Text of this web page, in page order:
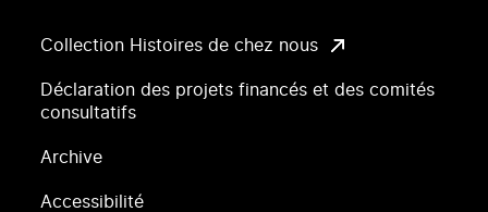
Collection Histoires de chez nous
Déclaration des projets financés et des comités
consultatifs
Archive
Accessibilité